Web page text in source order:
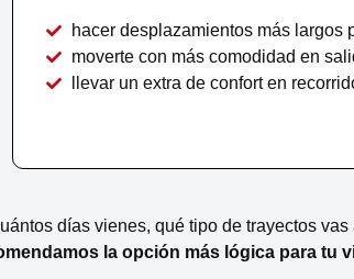
hacer desplazamientos más largos
moverte con más comodidad en
llevar un extra de confort en
días vienes, qué tipo de trayectos
la opción más lógica para tu